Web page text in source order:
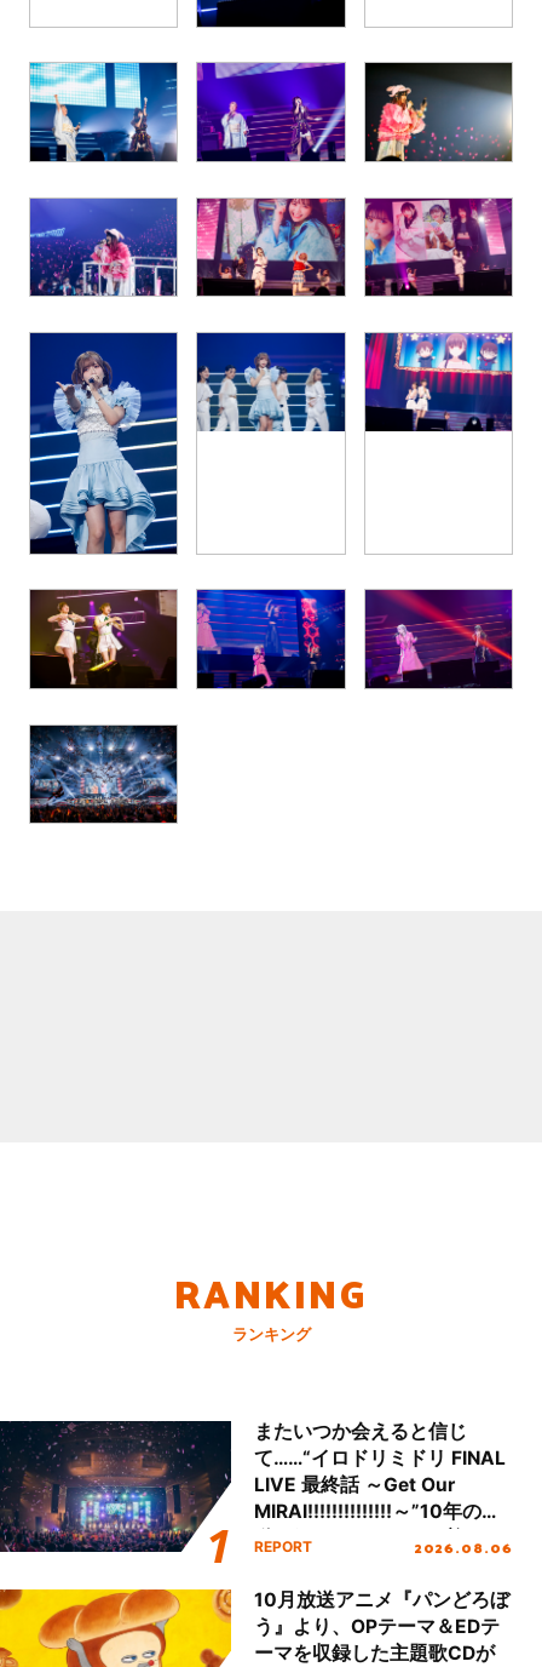
RANKING
ランキング
またいつか会えると信じ
て……“イロドリミドリ FINAL
LIVE 最終話 ～Get Our
MIRAI!!!!!!!!!!!!!!～”10年の活
動を経てファイナルを迎える
REPORT 2026.08.06
10月放送アニメ『パンどろぼ
う』より、OPテーマ＆EDテ
ーマを収録した主題歌CDが